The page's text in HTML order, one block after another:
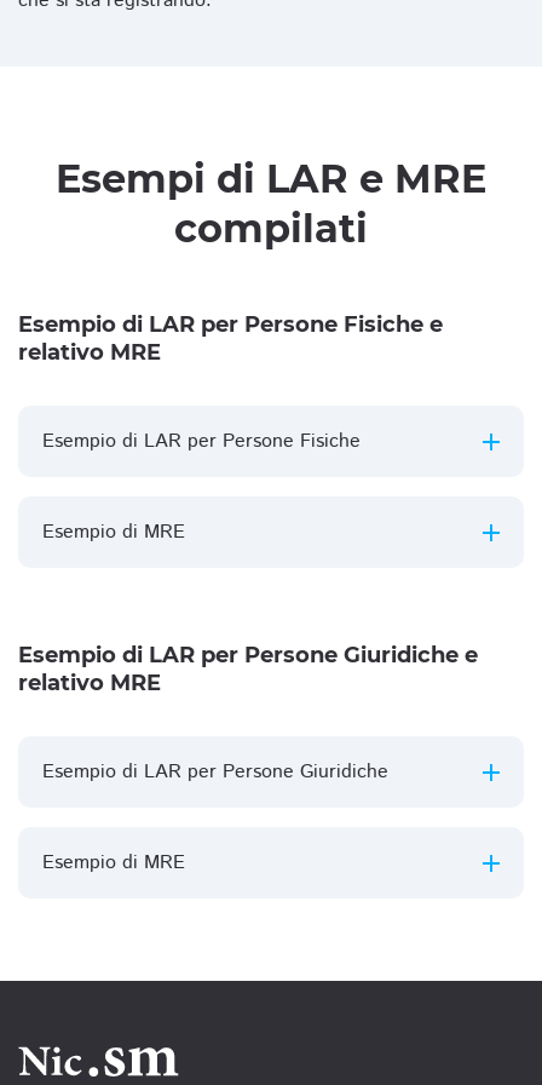
Esempi di LAR e MRE
compilati
Esempio di LAR per Persone Fisiche e
relativo MRE
Esempio di LAR per Persone Fisiche
Esempio di MRE
Esempio di LAR per Persone Giuridiche e
relativo MRE
Esempio di LAR per Persone Giuridiche
Esempio di MRE